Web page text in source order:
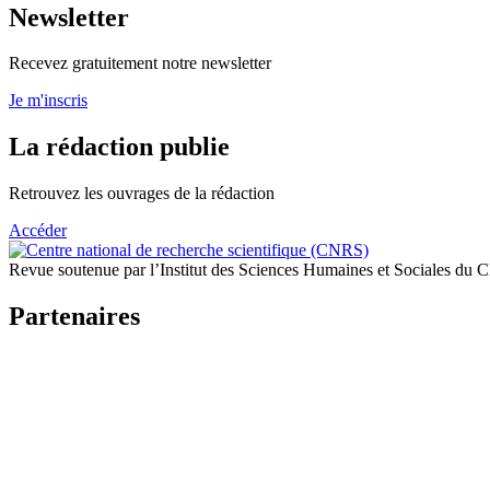
Newsletter
Recevez gratuitement notre newsletter
Je m'inscris
La rédaction publie
Retrouvez les ouvrages de la rédaction
Accéder
Revue soutenue par l’Institut des Sciences Humaines et Sociales du
Partenaires